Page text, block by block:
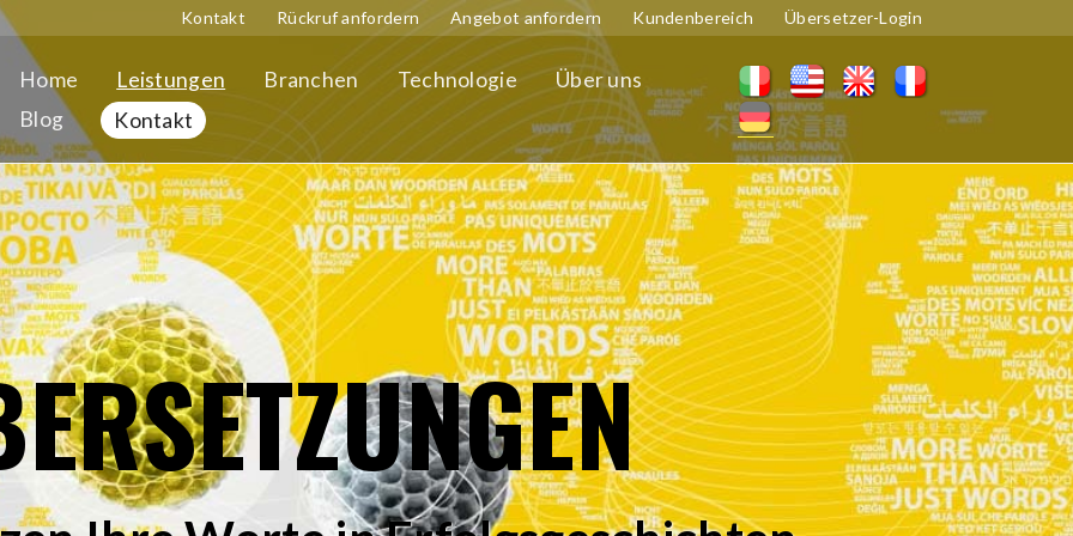
Kontakt Rückruf anfordern Angebot anfordern Kundenbereich Übersetzer-Login
Home Leistungen Branchen Technologie
Über uns
Blog
Kontakt